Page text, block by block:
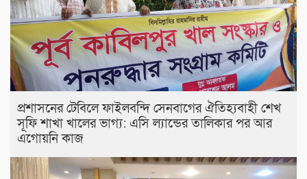
প্রশাসনের টেবিলে ফাইলবন্দি সেনবাগের ঐতিহ্যবাহী শেখ
সূফি শাখা খালের ভাগ্য: এসি ল্যান্ডের তালিকার পর আর
এগোয়নি কাজ